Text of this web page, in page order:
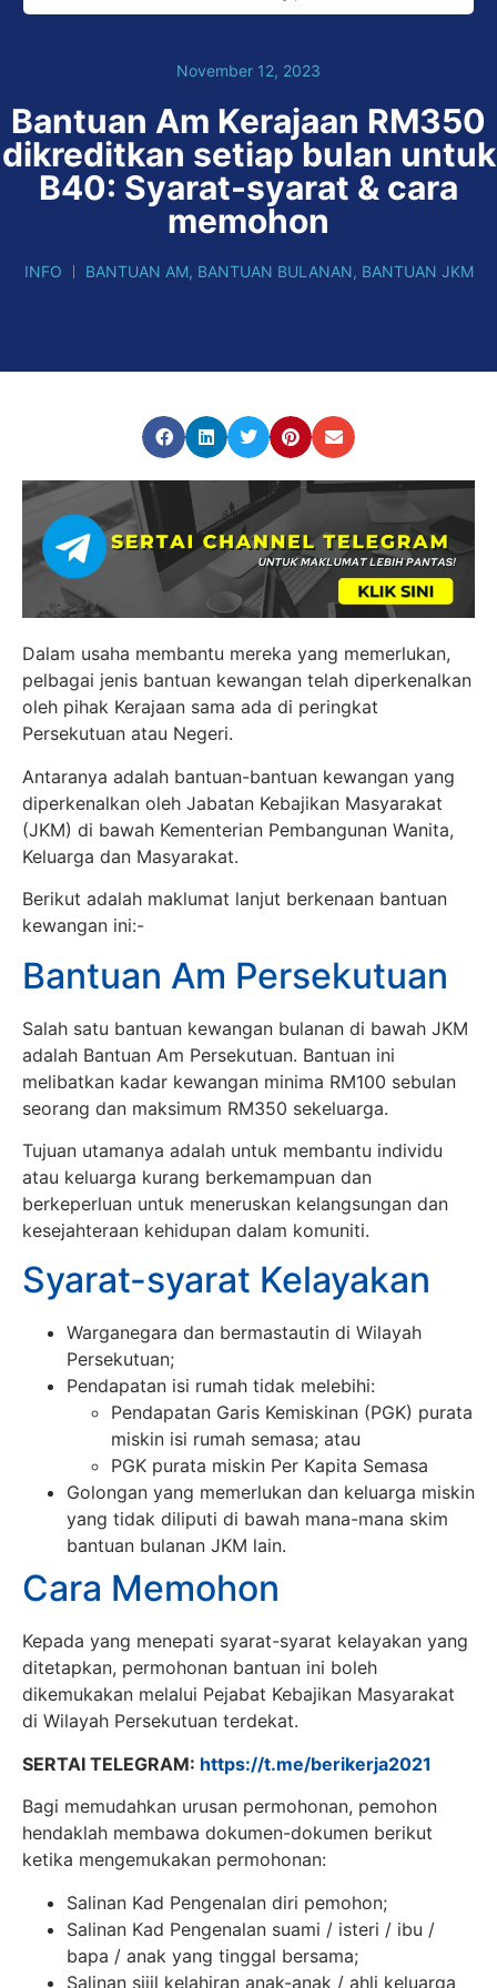
November 12, 2023
Bantuan Am Kerajaan RM350
dikreditkan setiap bulan untuk
B40: Syarat-syarat & cara
memohon
INFO BANTUAN AM, BANTUAN BULANAN, BANTUAN JKM
Dalam usaha membantu mereka yang memerlukan,
pelbagai jenis bantuan kewangan telah diperkenalkan
oleh pihak Kerajaan sama ada di peringkat
Persekutuan atau Negeri.
Antaranya adalah bantuan-bantuan kewangan yang
diperkenalkan oleh Jabatan Kebajikan Masyarakat
(JKM) di bawah Kementerian Pembangunan Wanita,
Keluarga dan Masyarakat.
Berikut adalah maklumat lanjut berkenaan bantuan
kewangan ini:-
Bantuan Am Persekutuan
Salah satu bantuan kewangan bulanan di bawah JKM
adalah Bantuan Am Persekutuan. Bantuan ini
melibatkan kadar kewangan minima RM100 sebulan
seorang dan maksimum RM350 sekeluarga.
Tujuan utamanya adalah untuk membantu individu
atau keluarga kurang berkemampuan dan
berkeperluan untuk meneruskan kelangsungan dan
kesejahteraan kehidupan dalam komuniti.
Syarat-syarat Kelayakan
Warganegara dan bermastautin di Wilayah
Persekutuan;
Pendapatan isi rumah tidak melebihi:
Pendapatan Garis Kemiskinan (PGK) purata
miskin isi rumah semasa; atau
PGK purata miskin Per Kapita Semasa
Golongan yang memerlukan dan keluarga miskin
yang tidak diliputi di bawah mana-mana skim
bantuan bulanan JKM lain.
Cara Memohon
Kepada yang menepati syarat-syarat kelayakan yang
ditetapkan, permohonan bantuan ini boleh
dikemukakan melalui Pejabat Kebajikan Masyarakat
di Wilayah Persekutuan terdekat.
SERTAI TELEGRAM: https://t.me/berikerja2021
Bagi memudahkan urusan permohonan, pemohon
hendaklah membawa dokumen-dokumen berikut
ketika mengemukakan permohonan:
Salinan Kad Pengenalan diri pemohon;
Salinan Kad Pengenalan suami / isteri / ibu /
bapa / anak yang tinggal bersama;
Salinan sijil kelahiran anak-anak / ahli keluarga